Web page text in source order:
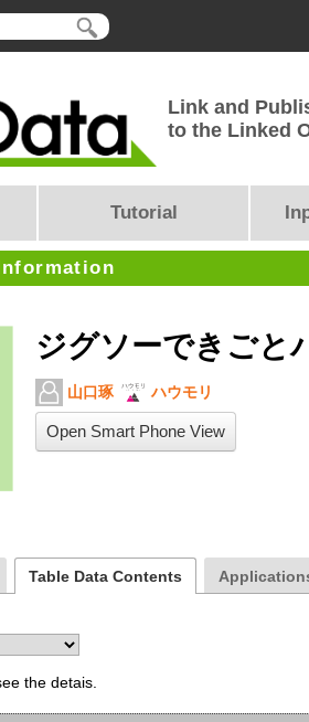
Link and
to the Linked
Tutorial
ジグソーできごと
山口琢 ハウモリ
Open Smart Phone View
Table Data Contents
the detais.